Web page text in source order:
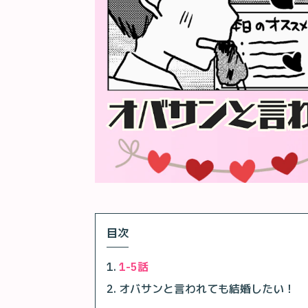
目次
1-5話
オバサンと言われても結婚したい！